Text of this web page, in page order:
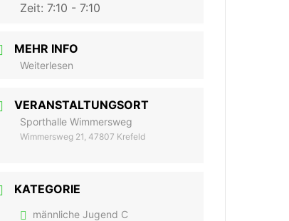
Zeit: 7:10 - 7:10
MEHR INFO
Weiterlesen
VERANSTALTUNGSORT
Sporthalle Wimmersweg
Wimmersweg 21, 47807 Krefeld
KATEGORIE
männliche Jugend C